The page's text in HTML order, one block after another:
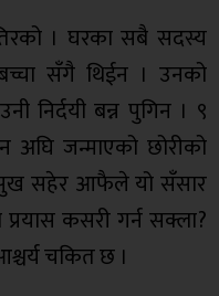
। घरका सबै सदस्य
सँगै थिईन । उनको
निर्दयी बन्न पुगिन । ९
अघि जन्माएको छोरीको
सहेर आफैले यो सँसार
कसरी गर्न सक्ला?
चकित छ ।